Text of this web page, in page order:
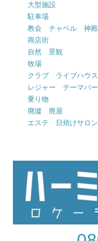
大型施設
駐車場
教会 チャペル 神殿
商店街
自然 景観
牧場
クラブ ライブハウス
レジャー テーマパー
乗り物
廃墟 廃屋
エステ 日焼けサロン